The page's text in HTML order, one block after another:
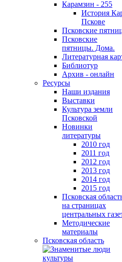
Карамзин - 255
История
Пскове
Псковские
Псковские
пятницы. Дома.
Литературная
Библиотур
Архив - онлайн
Ресурсы
Наши издания
Выставки
Культура земли
Псковской
Новинки
литературы
2010 год
2011 год
2012 год
2013 год
2014 год
2015 год
Псковская
на страницах
центральных
Методические
материалы
Псковская область